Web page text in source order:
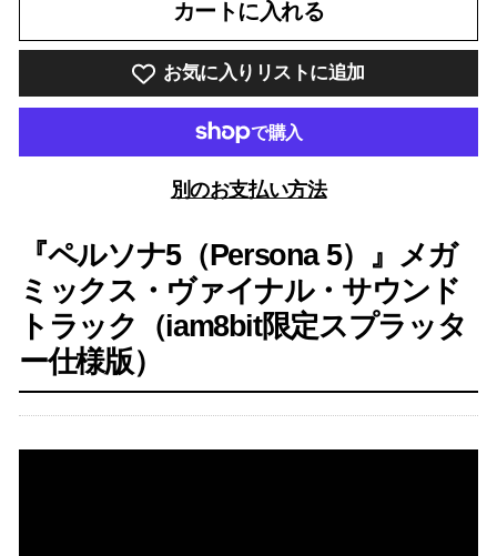
カートに入れる
お気に入りリストに追加
別のお支払い方法
『ペルソナ5（Persona 5） 』メガ
ミックス・ヴァイナル・サウンド
トラック（iam8bit限定スプラッタ
ー仕様版）